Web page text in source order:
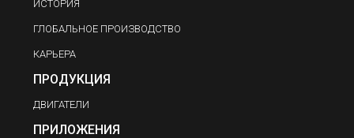
ИСТОРИЯ
ГЛОБАЛЬНОЕ ПРОИЗВОДСТВО
КАРЬЕРА
ПРОДУКЦИЯ
ДВИГАТЕЛИ
ПРИЛОЖЕНИЯ